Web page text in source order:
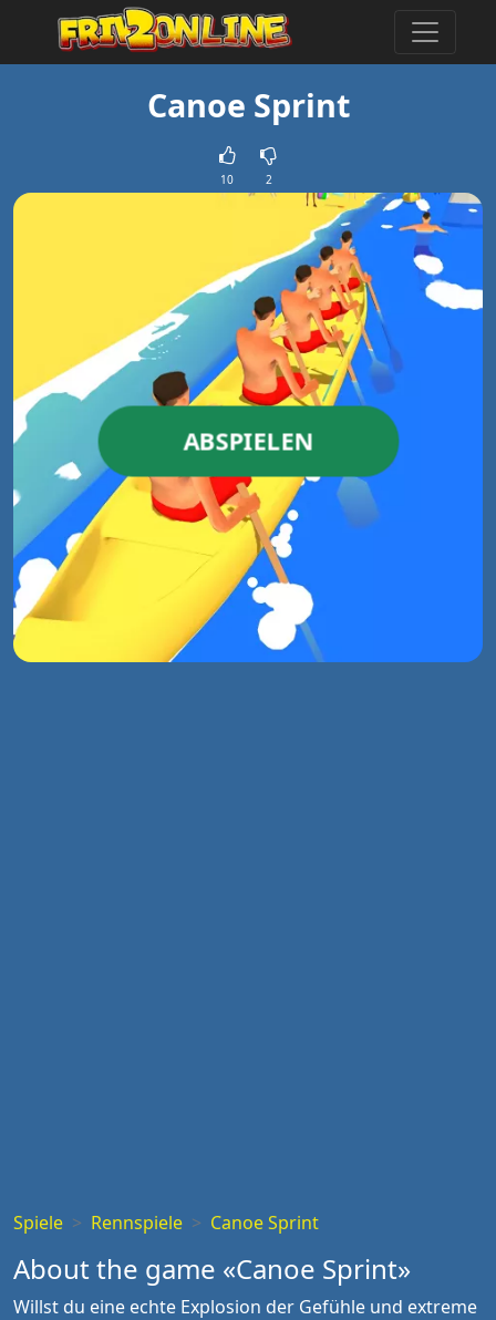
Canoe Sprint
10 2
ABSPIELEN
Spiele Rennspiele Canoe Sprint
About the game «Canoe Sprint»
Willst du eine echte Explosion der Gefühle und extreme